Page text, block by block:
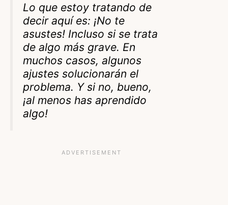
Lo que estoy tratando de
decir aquí es: ¡No te
asustes! Incluso si se trata
de algo más grave. En
muchos casos, algunos
ajustes solucionarán el
problema. Y si no, bueno,
¡al menos has aprendido
algo!